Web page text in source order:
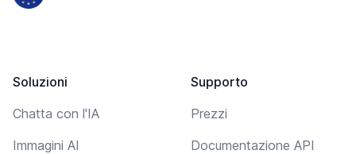
Soluzioni
Chatta con l'IA
Immagini AI
Supporto
Prezzi
Documentazione API